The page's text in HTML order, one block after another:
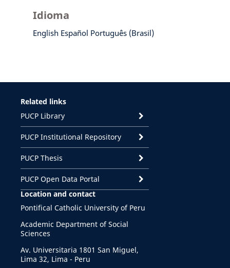
Idioma
English Español Português (Brasil)
Related links
PUCP Library
PUCP Institutional Repository
PUCP Thesis
PUCP Open Data Portal
Location and contact
Pontifical Catholic University of Peru
Academic Department of Social
Sciences
Av. Universitaria 1801 San Miguel,
Lima 32, Lima - Peru